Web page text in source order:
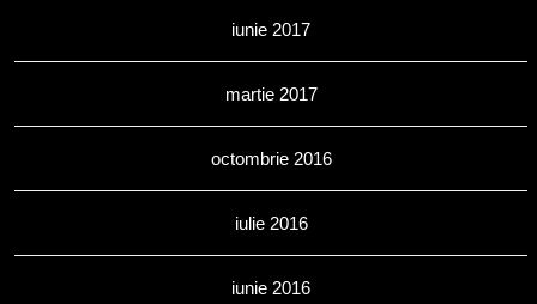
iunie 2017
martie 2017
octombrie 2016
iulie 2016
iunie 2016